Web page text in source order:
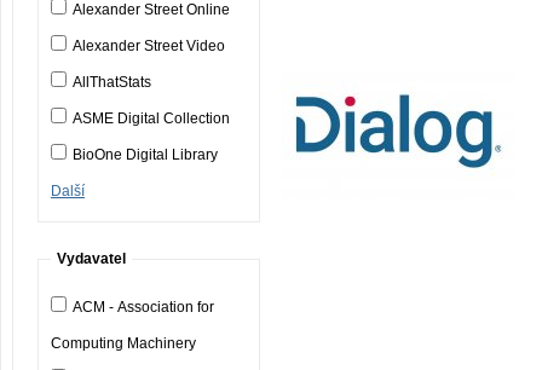
Alexander Street Online
Alexander Street Video
AllThatStats
ASME Digital Collection
BioOne Digital Library
Další
Vydavatel
ACM - Association for
Computing Machinery